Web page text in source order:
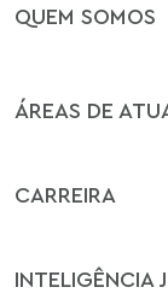
QUEM SOMOS
ÁREAS DE
CARREIRA
INTELIGÊNCIA